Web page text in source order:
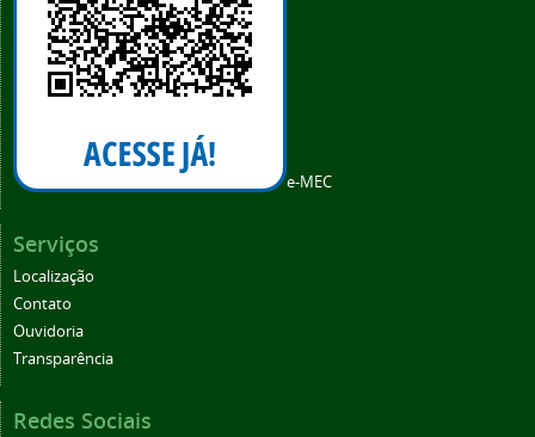
e-MEC
Serviços
Localização
Contato
Ouvidoria
Transparência
Redes Sociais